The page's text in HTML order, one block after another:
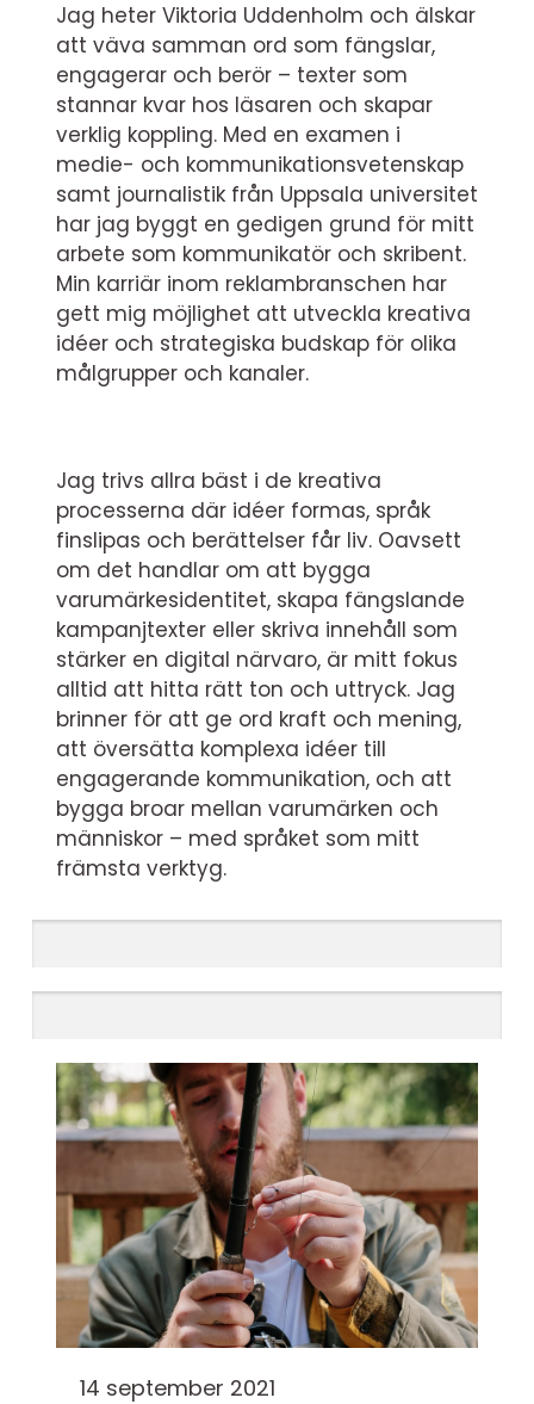
Jag heter Viktoria Uddenholm och älskar
att väva samman ord som fängslar,
engagerar och berör – texter som
stannar kvar hos läsaren och skapar
verklig koppling. Med en examen i
medie- och kommunikationsvetenskap
samt journalistik från Uppsala universitet
har jag byggt en gedigen grund för mitt
arbete som kommunikatör och skribent.
Min karriär inom reklambranschen har
gett mig möjlighet att utveckla kreativa
idéer och strategiska budskap för olika
målgrupper och kanaler.
Jag trivs allra bäst i de kreativa
processerna där idéer formas, språk
finslipas och berättelser får liv. Oavsett
om det handlar om att bygga
varumärkesidentitet, skapa fängslande
kampanjtexter eller skriva innehåll som
stärker en digital närvaro, är mitt fokus
alltid att hitta rätt ton och uttryck. Jag
brinner för att ge ord kraft och mening,
att översätta komplexa idéer till
engagerande kommunikation, och att
bygga broar mellan varumärken och
människor – med språket som mitt
främsta verktyg.
14 september 2021